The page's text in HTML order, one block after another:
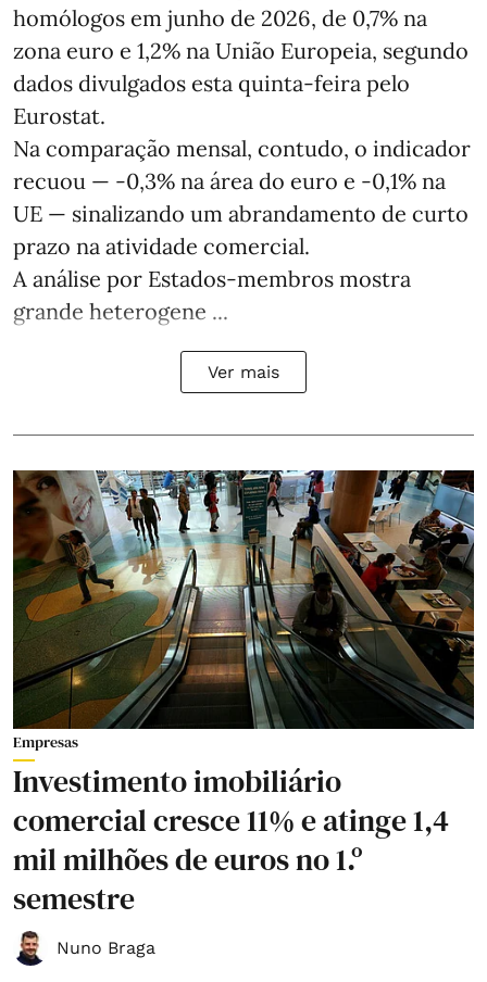
homólogos em junho de 2026, de 0,7% na
zona euro e 1,2% na União Europeia, segundo
dados divulgados esta quinta-feira pelo
Eurostat.
Na comparação mensal, contudo, o indicador
recuou — -0,3% na área do euro e -0,1% na
UE — sinalizando um abrandamento de curto
prazo na atividade comercial.
A análise por Estados‑membros mostra
grande heterogene ...
Ver mais
Empresas
Investimento imobiliário
comercial cresce 11% e atinge 1,4
mil milhões de euros no 1.º
semestre
Nuno Braga